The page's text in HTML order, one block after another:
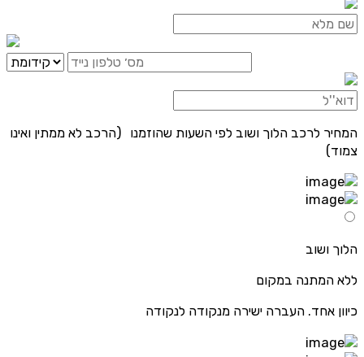
המחיר לרכב הלוך ושוב לפי השעות שהוזמנו (הרכב לא ממתין ואינו
צמוד)
הלוך ושוב
ללא המתנה במקום
כיוון אחד. העברה ישירה מנקודה לנקודה